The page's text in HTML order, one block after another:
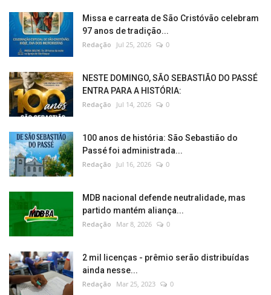
Missa e carreata de São Cristóvão celebram
97 anos de tradição...
Redação Jul 25, 2026 0
NESTE DOMINGO, SÃO SEBASTIÃO DO PASSÉ
ENTRA PARA A HISTÓRIA:
Redação Jul 14, 2026 0
100 anos de história: São Sebastião do
Passé foi administrada...
Redação Jul 16, 2026 0
MDB nacional defende neutralidade, mas
partido mantém aliança...
Redação Mar 8, 2026 0
2 mil licenças - prêmio serão distribuídas
ainda nesse...
Redação Mar 25, 2023 0